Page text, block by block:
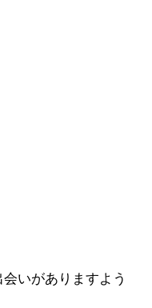
いがありますよう